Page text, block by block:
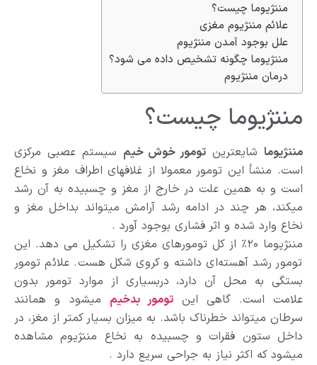
مننژیوما چیست؟
علائم مننژیوم مغزی
علل بوجود آمدن مننژیوم
مننژیوما چگونه تشخیص داده می شود؟
درمان مننژیوم
مننژیوما چیست؟
مننژیوماشایعترین تومور خوش خیم سیستم عصبی مرکزی
است. منشأ این تومور معمولا از غلافهای اطراف مغز و نخاع
است و به همین علت در خارج از مغز و چسبیده به آن رشد
میکند، هر چند در ادامه رشد آرامش میتواند بداخل مغز و
نخاع وارد شده و اثر فشاری بوجود آورد .
مننژیوما ۲۰٪ از کل تومورهای مغزی را تشکیل می‌ دهد. این
تومور رشد آهسته‌ای داشته و کروی شکل هست. علائم تومور
بستگی به محل آن دارد، دربسیاری از موارد تومور بدون
علامت است. گاهی اینتومور بدخیم میشود و همانند
سرطان میتواند خطرناک باشد. به میزان بسیار کمتر از مغز، در
داخل ستون فقرات و چسبیده به نخاع مننژیوم مشاهده
میشود که اکثر نیاز به جراحی سریع دارد .